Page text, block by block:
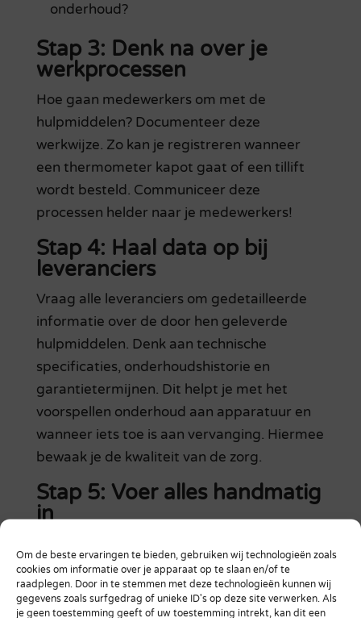
Om de beste ervaringen te bieden, gebruiken wij technologieën zoals
cookies om informatie over je apparaat op te slaan en/of te
raadplegen. Door in te stemmen met deze technologieën kunnen wij
gegevens zoals surfgedrag of unieke ID's op deze site verwerken. Als
je geen toestemming geeft of uw toestemming intrekt, kan dit een
onderhoud?
Stap 3: Denk na over je
werkprocessen
Hoe gaan medewerkers om met de
hulpmiddelen? Documenteer deze
werkwijze. Zo kan je registreren wanneer
een thermometer kapot gaat of een tillift
wordt besteld. Communiceer deze
processen helder naar je medewerkers!
Stap 4: Haal data op bij
leveranciers
Vraag alle leveranciers om gedetailleerde
informatie over de door hen geleverde
hulpmiddelen. Denk aan technische
specificaties, onderhoudshistorie en
garantietermijnen. Dit helpt je met het
voorspellen onderhoud aan apparatuur en
wanneer iets toe is aan vervanging. Hiermee
bewaak je de kwaliteit van de zorg.
Stap 5: Voer alles handmatig
in
handmatig invoeren in je asset
managementsysteem. Na deze eerste
handmatige investering, kun je processen